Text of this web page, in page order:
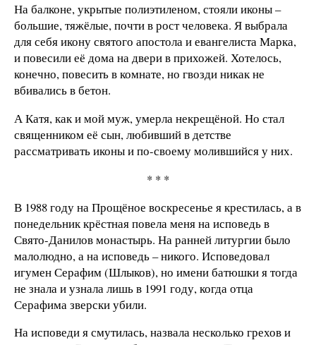
На балконе, укрытые полиэтиленом, стояли иконы –
большие, тяжёлые, почти в рост человека. Я выбрала
для себя икону святого апостола и евангелиста Марка,
и повесили её дома на двери в прихожей. Хотелось,
конечно, повесить в комнате, но гвозди никак не
вбивались в бетон.
А Катя, как и мой муж, умерла некрещёной. Но стал
священником её сын, любивший в детстве
рассматривать иконы и по-своему молившийся у них.
* * *
В 1988 году на Прощёное воскресенье я крестилась, а в
понедельник крёстная повела меня на исповедь в
Свято-Данилов монастырь. На ранней литургии было
малолюдно, а на исповедь – никого. Исповедовал
игумен Серафим (Шлыков), но имени батюшки я тогда
не знала и узнала лишь в 1991 году, когда отца
Серафима зверски убили.
На исповеди я смутилась, назвала несколько грехов и